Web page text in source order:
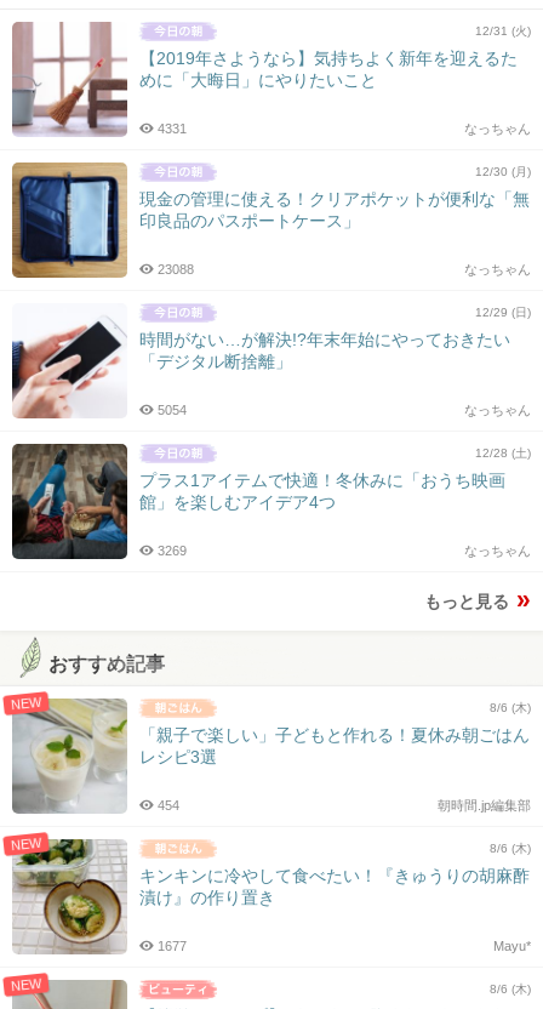
12/31 (火)
【2019年さようなら】気持ちよく新年を迎えるた
めに「大晦日」にやりたいこと
なっちゃん
4331
12/30 (月)
現金の管理に使える！クリアポケットが便利な「無
印良品のパスポートケース」
なっちゃん
23088
12/29 (日)
時間がない…が解決!?年末年始にやっておきたい
「デジタル断捨離」
なっちゃん
5054
12/28 (土)
プラス1アイテムで快適！冬休みに「おうち映画
館」を楽しむアイデア4つ
なっちゃん
3269
もっと見る
おすすめ記事
NEW 8/6 (木)
「親子で楽しい」子どもと作れる！夏休み朝ごはん
レシピ3選
朝時間.jp編集部
454
NEW 8/6 (木)
キンキンに冷やして食べたい！『きゅうりの胡麻酢
漬け』の作り置き
Mayu*
1677
NEW 8/6 (木)